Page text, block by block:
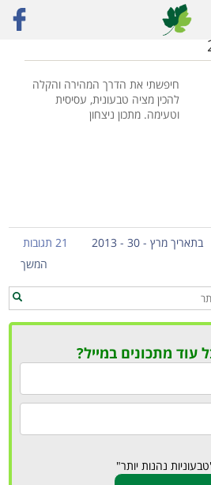
חיפשתי את הדרך המהירה והקלה
להכין מציה טבעונית, עסיסית
וטעימה. מתכון ניצחון
בתאריך מרץ - 30 - 2013
21 תגובות
המשך
עוד מתכונים במייל?
נהנות יותר"